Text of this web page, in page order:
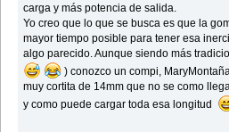
carga y más potencia de salida.
Yo creo que lo que se busca es que la
mayor tiempo posible para tener esa
algo parecido. Aunque siendo más
) conozco un compi,
muy cortita de 14mm que no se como
y como puede cargar toda esa longitud